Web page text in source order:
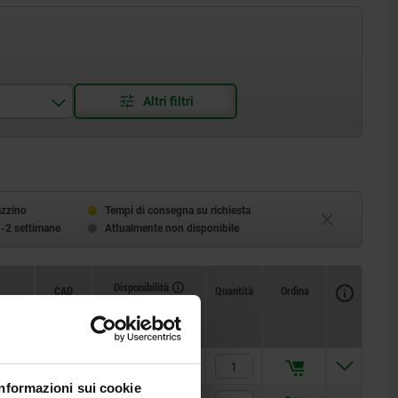
sui cookie
Tempi di consegna su richiesta
2 settimane
Attualmente non disponibile
CAD
Disponibilità
Quantità Ordina
8,23 €